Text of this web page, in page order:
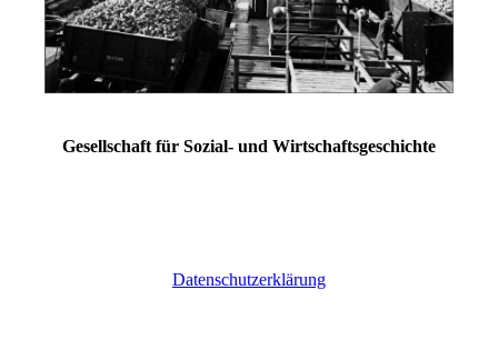
Gesellschaft für Sozial- und Wirtschaftsgeschichte
Datenschutzerklärung